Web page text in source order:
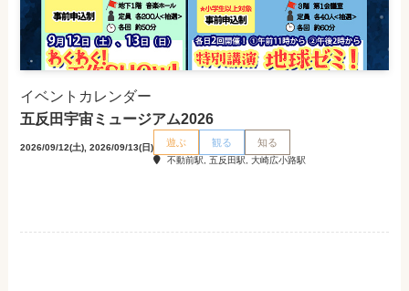
イベントカレンダー
五反田宇宙ミュージアム2026
2026/09/12(土), 2026/09/13(日) 遊ぶ 観る 知る
不動前駅, 五反田駅, 大崎広小路駅